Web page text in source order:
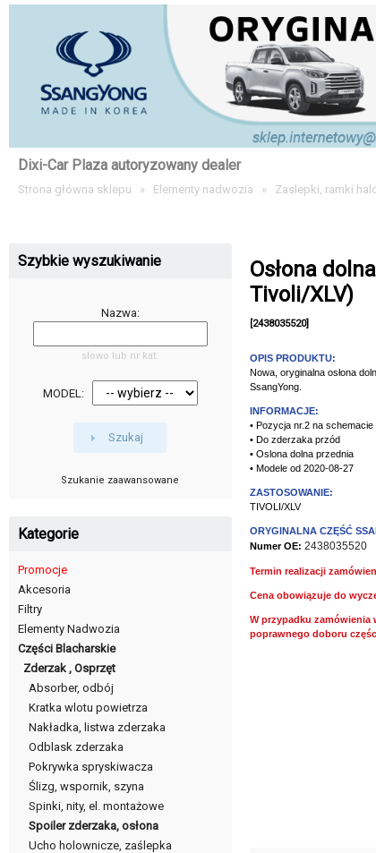
Dixi-Car Plaza autoryzowany dealer
Strona główna sklepu » Elementy nadwozia » Zaslepki, ramki
Osłona
Tivoli/XLV)
[2438035520]
OPIS PRODUKTU:
Nowa, oryginalna osłona
SsangYong.
INFORMACJE:
• Pozycja nr.2 na schemacie
• Do zderzaka przód
• Oslona dolna przednia
• Modele od 2020-08-27
ZASTOSOWANIE:
TIVOLI/XLV
ORYGINALNA CZĘŚĆ
Numer OE: 2438035520
Termin realizacji
Cena obowiązuje do
W przypadku zamówienia
poprawnego doboru
Szybkie wyszukiwanie
Nazwa:
słowo lub nr kat.
MODEL:
Szukaj
Szukanie zaawansowane
Kategorie
Promocje
Akcesoria
Filtry
Elementy Nadwozia
Części Blacharskie
Zderzak , Osprzęt
Absorber, odbój
Kratka wlotu powietrza
Nakładka, listwa zderzaka
Odblask zderzaka
Pokrywka spryskiwacza
Ślizg, wspornik, szyna
Spinki, nity, el. montażowe
Spoiler zderzaka, osłona
Ucho holownicze, zaślepka